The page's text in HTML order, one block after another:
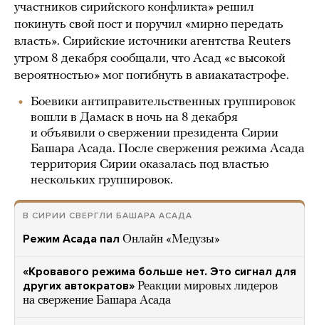
участников сирийского конфликта» решил
покинуть свой пост и поручил «мирно передать
власть». Сирийские источники агентства Reuters
утром 8 декабря сообщали, что Асад «с высокой
вероятностью» мог погибнуть в авиакатастрофе.
Боевики антиправительственных группировок
вошли в Дамаск в ночь на 8 декабря
и объявили о свержении президента Сирии
Башара Асада. После свержения режима Асада
территория Сирии оказалась под властью
нескольких группировок.
В СИРИИ СВЕРГЛИ БАШАРА АСАДА
Режим Асада пал Онлайн «Медузы»
«Кровавого режима больше нет. Это сигнал для
других автократов» Реакции мировых лидеров
на свержение Башара Асада